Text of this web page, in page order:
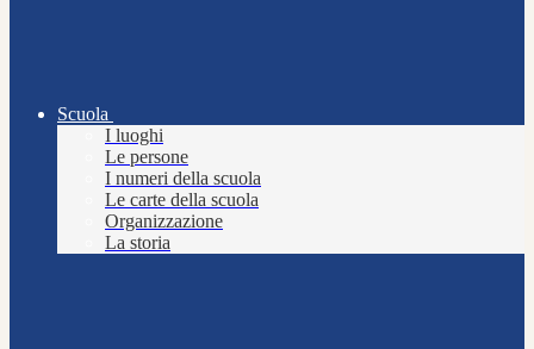
Scuola
I luoghi
Le persone
I numeri della scuola
Le carte della scuola
Organizzazione
La storia